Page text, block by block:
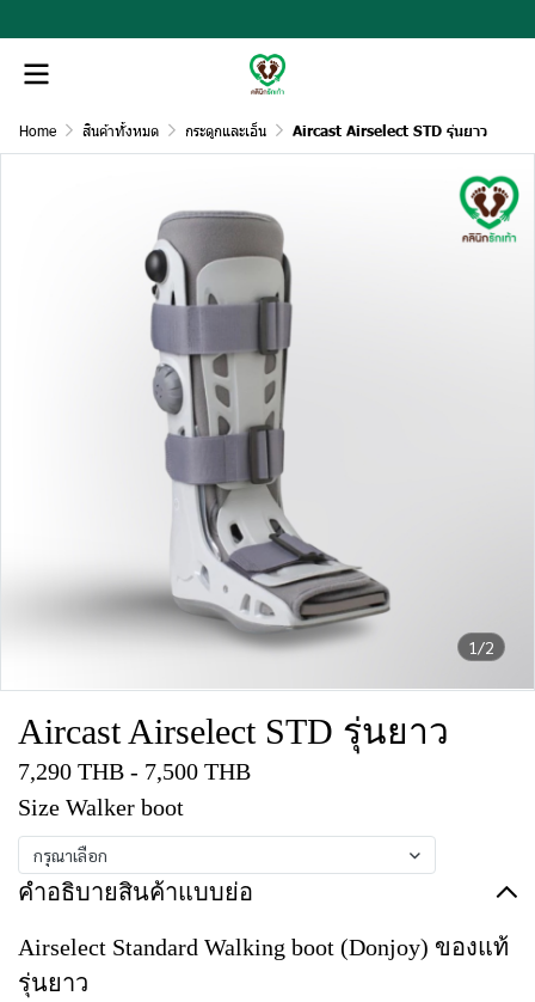
Home สินค้าทั้งหมด กระดูกและเอ็น Aircast Airselect STD รุ่นยาว
1/2
Aircast Airselect STD รุ่นยาว
7,290 THB - 7,500 THB
Size Walker boot
กรุณาเลือก
คำอธิบายสินค้าแบบย่อ
Airselect Standard Walking boot (Donjoy) ของแท้
รุ่นยาว